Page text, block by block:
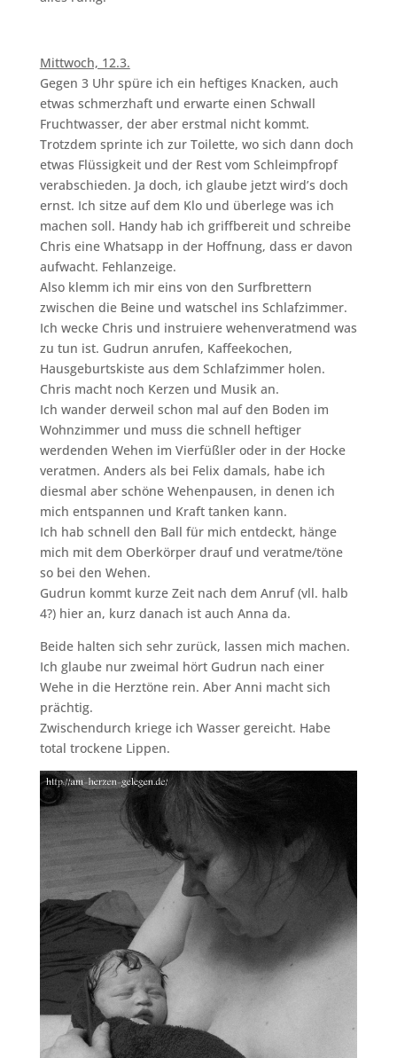
Mittwoch, 12.3.
Gegen 3 Uhr spüre ich ein heftiges Knacken, auch
etwas schmerzhaft und erwarte einen Schwall
Fruchtwasser, der aber erstmal nicht kommt.
Trotzdem sprinte ich zur Toilette, wo sich dann doch
etwas Flüssigkeit und der Rest vom Schleimpfropf
verabschieden. Ja doch, ich glaube jetzt wird’s doch
ernst. Ich sitze auf dem Klo und überlege was ich
machen soll. Handy hab ich griffbereit und schreibe
Chris eine Whatsapp in der Hoffnung, dass er davon
aufwacht. Fehlanzeige.
Also klemm ich mir eins von den Surfbrettern
zwischen die Beine und watschel ins Schlafzimmer.
Ich wecke Chris und instruiere wehenveratmend was
zu tun ist. Gudrun anrufen, Kaffeekochen,
Hausgeburtskiste aus dem Schlafzimmer holen.
Chris macht noch Kerzen und Musik an.
Ich wander derweil schon mal auf den Boden im
Wohnzimmer und muss die schnell heftiger
werdenden Wehen im Vierfüßler oder in der Hocke
veratmen. Anders als bei Felix damals, habe ich
diesmal aber schöne Wehenpausen, in denen ich
mich entspannen und Kraft tanken kann.
Ich hab schnell den Ball für mich entdeckt, hänge
mich mit dem Oberkörper drauf und veratme/töne
so bei den Wehen.
Gudrun kommt kurze Zeit nach dem Anruf (vll. halb
4?) hier an, kurz danach ist auch Anna da.
Beide halten sich sehr zurück, lassen mich machen.
Ich glaube nur zweimal hört Gudrun nach einer
Wehe in die Herztöne rein. Aber Anni macht sich
prächtig.
Zwischendurch kriege ich Wasser gereicht. Habe
total trockene Lippen.